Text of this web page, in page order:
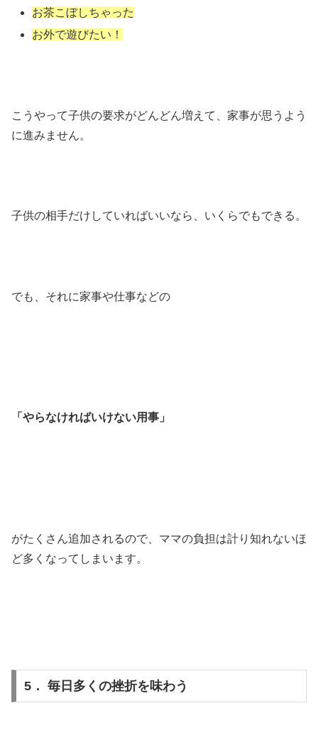
お茶こぼしちゃった
お外で遊びたい！
こうやって子供の要求がどんどん増えて、家事が思うよう
に進みません。
子供の相手だけしていればいいなら、いくらでもできる。
でも、それに家事や仕事などの
「やらなければいけない用事」
がたくさん追加されるので、ママの負担は計り知れないほ
ど多くなってしまいます。
5． 毎日多くの挫折を味わう